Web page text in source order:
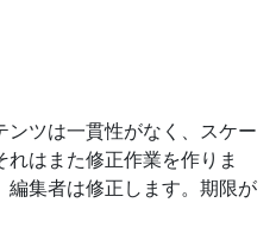
ンツは一貫性がなく、スケー
はまた修正作業を作りま
編集者は修正します。期限が